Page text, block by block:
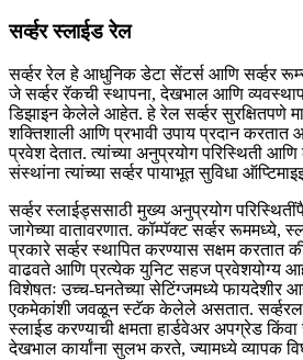
सर्व्हर स्लाईड रेल
सर्व्हर रेल हे आधुनिक डेटा सेंटर्स आणि
जे सर्व्हर रॅकची स्थापना, देखभाल आणि
डिझाइन केलेले आहेत. हे रेल सर्व्हर सुरक्षितपणे
शक्तिशाली आणि प्रभावी उपाय प्रदान
प्रवेश देतात. त्यांच्या अनुप्रयोग परिस्थिती
संस्थांना त्यांच्या सर्व्हर पायाभूत सुविधा
सर्व्हर स्लाईड्ससाठी मुख्य अनुप्रयोग
जागेच्या वातावरणात. कॉम्पॅक्ट सर्व्हर रूममध्ये,
प्रकारे सर्व्हर स्थापित करण्यास सक्षम करतात
वाढवते आणि प्रत्येक युनिट सहज प्रवेशयोग्य
विशेषतः उच्च-घनतेच्या सेटिंग्जमध्ये फायदेशीर
एकमेकांशी जवळून स्टॅक केलेले असतात.
स्लाईड करण्याची क्षमता हार्डवेअर अपग्रेड
देखभाल कार्यांना सुलभ करते, ज्यामध्ये व्यापक